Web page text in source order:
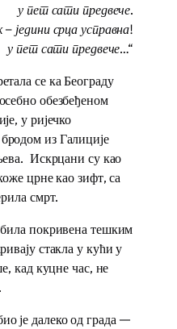
у пет сати предвече.
једини срца усправна!
у пет сати предвече…“
се ка Београду
обезбеђеном
у ријечко
из Галиције
Искрцани су као
црне као зифт, са
смрт.
покривена тешким
стакла у кући у
кад куцне час, не
је далеко од града —